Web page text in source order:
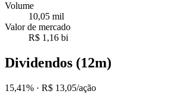
Volume
10,05 mil
Valor de mercado
R$ 1,16 bi
Dividendos (12m)
15,41% · R$ 13,05/ação